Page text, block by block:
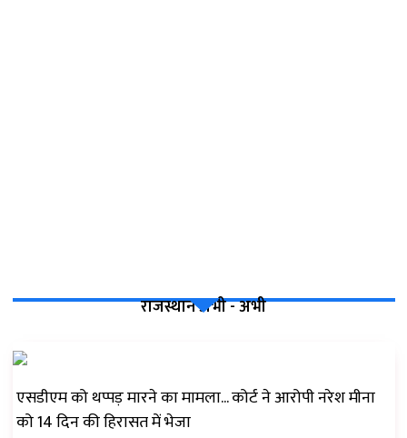
राजस्थान अभी - अभी
एसडीएम को थप्पड़ मारने का मामला... कोर्ट ने आरोपी नरेश मीना
को 14 दिन की हिरासत में भेजा